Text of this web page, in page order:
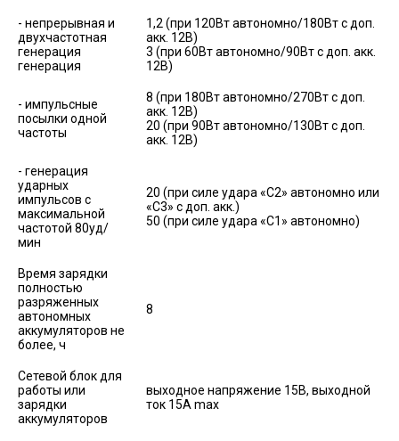
- непрерывная и
двухчастотная
генерация
генерация
1,2 (при 120Вт автономно/180Вт с доп.
акк. 12В)
3 (при 60Вт автономно/90Вт с доп. акк.
12В)
- импульсные
посылки одной
частоты
8 (при 180Вт автономно/270Вт с доп.
акк. 12В)
20 (при 90Вт автономно/130Вт с доп.
акк. 12В)
- генерация
ударных
импульсов с
максимальной
частотой 80уд/
мин
20 (при силе удара «С2» автономно или
«С3» с доп. акк.)
50 (при силе удара «С1» автономно)
Время зарядки
полностью
разряженных
автономных
аккумуляторов не
более, ч
8
Сетевой блок для
работы или
зарядки
аккумуляторов
выходное напряжение 15В, выходной
ток 15А max